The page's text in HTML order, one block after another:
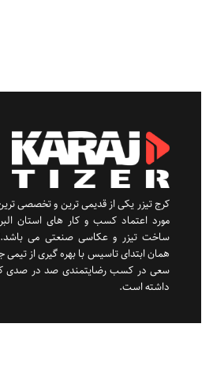
کرج تیزر یکی از قدیمی ترین و تخصصی
مورد اعتماد کسب و کار های استان
ساخت تیزر و عکاسی صنعتی می
همان ابتدای تاسیس با بهره گیری از تیمی
سعی در کسب رضایتمندی صد در صدی
داشته است.